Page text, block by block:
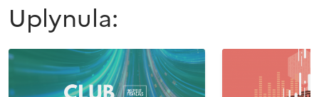
Uplynula: